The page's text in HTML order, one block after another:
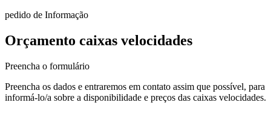
pedido de Informação
Orçamento caixas velocidades
Preencha o formulário
Preencha os dados e entraremos em contato assim que possível, para
informá-lo/a sobre a disponibilidade e preços das caixas velocidades.